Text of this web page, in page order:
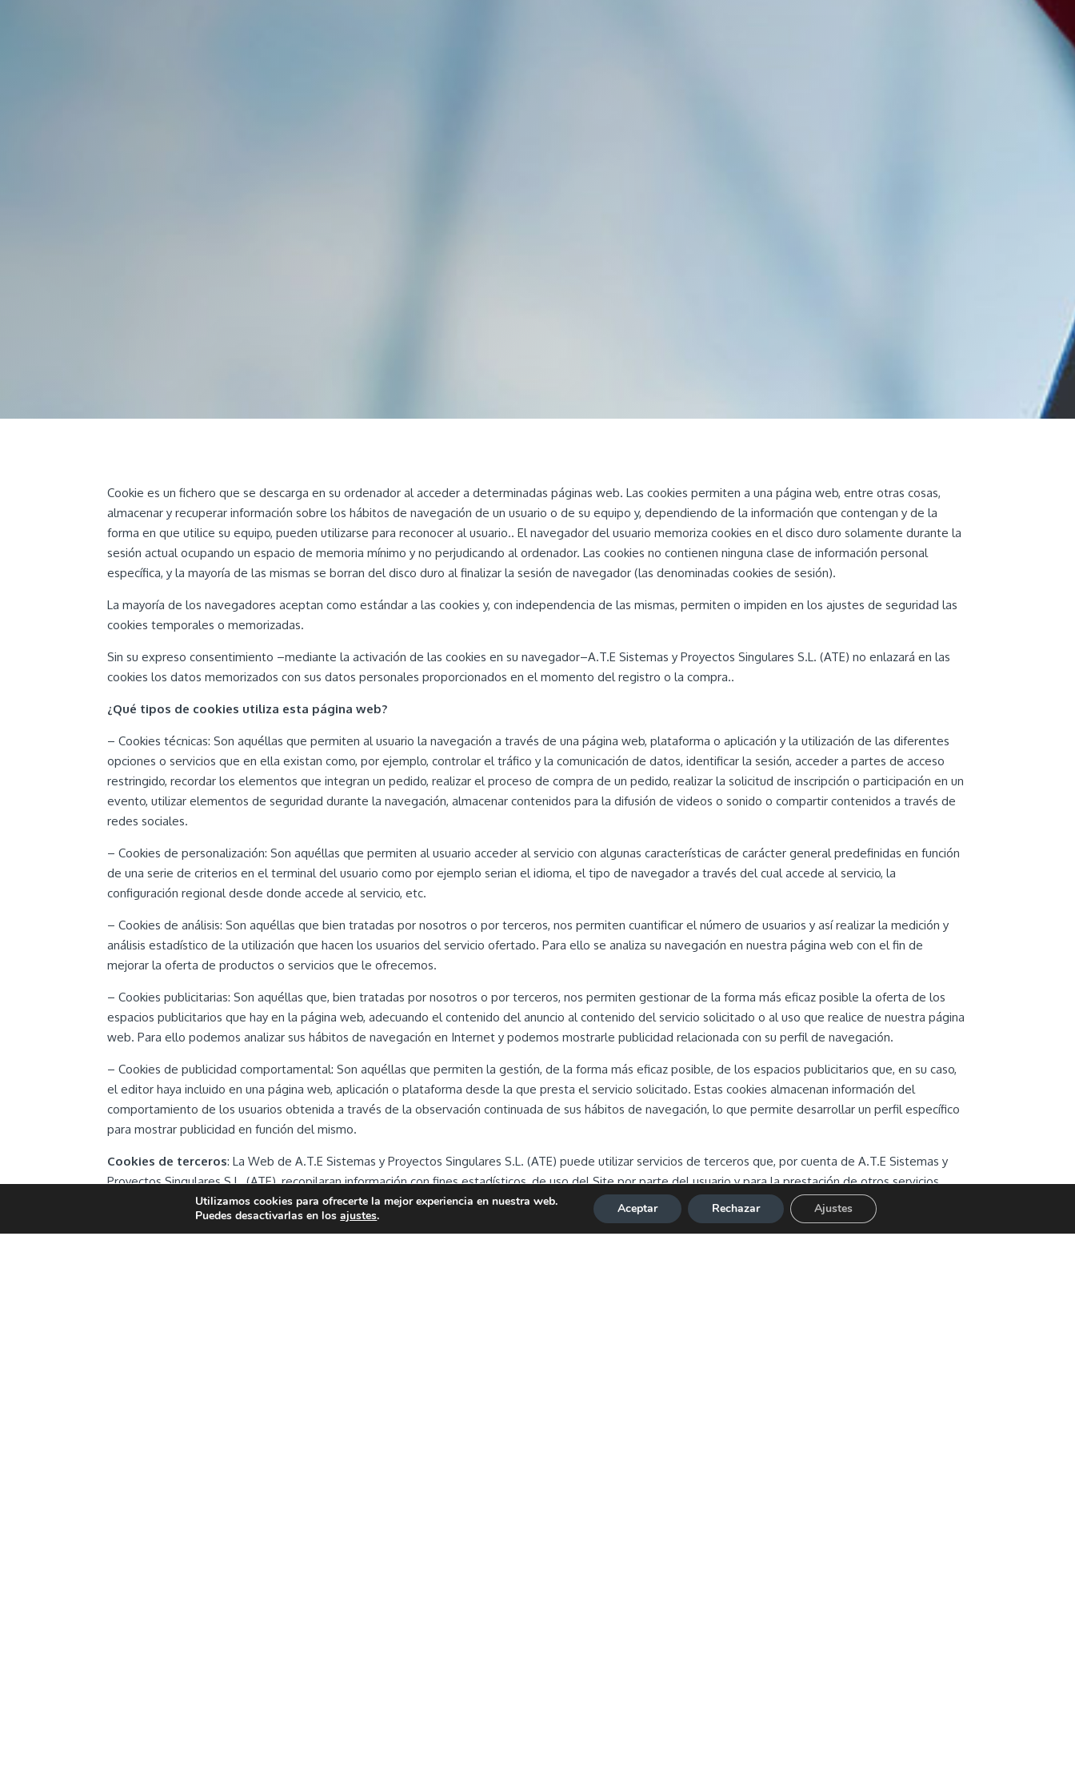
Cookie es un fichero que se descarga en su ordenador al acceder a determinadas páginas web. Las cookies permiten a una página web, entre otras cosas,
almacenar y recuperar información sobre los hábitos de navegación de un usuario o de su equipo y, dependiendo de la información que contengan y de la
forma en que utilice su equipo, pueden utilizarse para reconocer al usuario.. El navegador del usuario memoriza cookies en el disco duro solamente durante la
sesión actual ocupando un espacio de memoria mínimo y no perjudicando al ordenador. Las cookies no contienen ninguna clase de información personal
específica, y la mayoría de las mismas se borran del disco duro al finalizar la sesión de navegador (las denominadas cookies de sesión).
La mayoría de los navegadores aceptan como estándar a las cookies y, con independencia de las mismas, permiten o impiden en los ajustes de seguridad las
cookies temporales o memorizadas.
Sin su expreso consentimiento –mediante la activación de las cookies en su navegador–A.T.E Sistemas y Proyectos Singulares S.L. (ATE) no enlazará en las
cookies los datos memorizados con sus datos personales proporcionados en el momento del registro o la compra..
¿Qué tipos de cookies utiliza esta página web?
– Cookies técnicas: Son aquéllas que permiten al usuario la navegación a través de una página web, plataforma o aplicación y la utilización de las diferentes
opciones o servicios que en ella existan como, por ejemplo, controlar el tráfico y la comunicación de datos, identificar la sesión, acceder a partes de acceso
restringido, recordar los elementos que integran un pedido, realizar el proceso de compra de un pedido, realizar la solicitud de inscripción o participación en un
evento, utilizar elementos de seguridad durante la navegación, almacenar contenidos para la difusión de videos o sonido o compartir contenidos a través de
redes sociales.
– Cookies de personalización: Son aquéllas que permiten al usuario acceder al servicio con algunas características de carácter general predefinidas en función
de una serie de criterios en el terminal del usuario como por ejemplo serian el idioma, el tipo de navegador a través del cual accede al servicio, la
configuración regional desde donde accede al servicio, etc.
– Cookies de análisis: Son aquéllas que bien tratadas por nosotros o por terceros, nos permiten cuantificar el número de usuarios y así realizar la medición y
análisis estadístico de la utilización que hacen los usuarios del servicio ofertado. Para ello se analiza su navegación en nuestra página web con el fin de
mejorar la oferta de productos o servicios que le ofrecemos.
– Cookies publicitarias: Son aquéllas que, bien tratadas por nosotros o por terceros, nos permiten gestionar de la forma más eficaz posible la oferta de los
espacios publicitarios que hay en la página web, adecuando el contenido del anuncio al contenido del servicio solicitado o al uso que realice de nuestra página
web. Para ello podemos analizar sus hábitos de navegación en Internet y podemos mostrarle publicidad relacionada con su perfil de navegación.
– Cookies de publicidad comportamental: Son aquéllas que permiten la gestión, de la forma más eficaz posible, de los espacios publicitarios que, en su caso,
el editor haya incluido en una página web, aplicación o plataforma desde la que presta el servicio solicitado. Estas cookies almacenan información del
comportamiento de los usuarios obtenida a través de la observación continuada de sus hábitos de navegación, lo que permite desarrollar un perfil específico
para mostrar publicidad en función del mismo.
Cookies de terceros: La Web de A.T.E Sistemas y Proyectos Singulares S.L. (ATE) puede utilizar servicios de terceros que, por cuenta de A.T.E Sistemas y
Proyectos Singulares S.L. (ATE), recopilaran información con fines estadísticos, de uso del Site por parte del usuario y para la prestación de otros servicios
relacionados con la actividad del Website y otros servicios de Internet.
En particular, este sitio Web utiliza Google Analytics, un servicio analítico de web prestado por Google, Inc. con domicilio en los Estados Unidos con sede
Utilizamos cookies para ofrecerte la mejor experiencia en nuestra web.
Puedes desactivarlas en losajustes. Aceptar Rechazar Ajustes